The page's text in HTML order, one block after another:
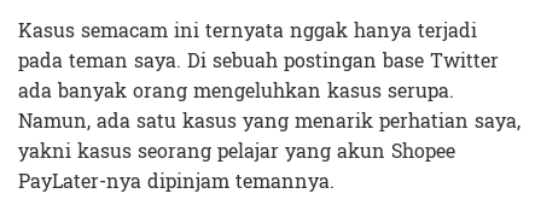
Kasus semacam ini ternyata nggak hanya terjadi
pada teman saya. Di sebuah postingan base Twitter
ada banyak orang mengeluhkan kasus serupa.
Namun, ada satu kasus yang menarik perhatian saya,
yakni kasus seorang pelajar yang akun Shopee
PayLater-nya dipinjam temannya.